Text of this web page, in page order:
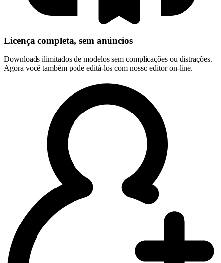
Licença completa, sem anúncios
Downloads ilimitados de modelos sem complicações ou distrações.
Agora você também pode editá-los com nosso editor on-line.